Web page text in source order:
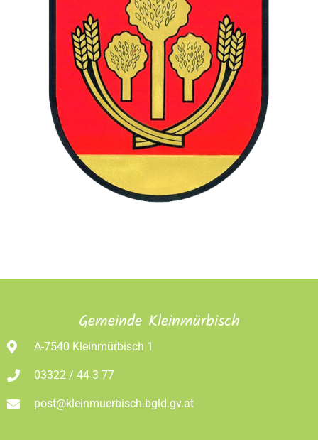
Gemeinde Kleinmürbisch
A-7540 Kleinmürbisch 1
03322 / 44 3 77
post@kleinmuerbisch.bgld.gv.at